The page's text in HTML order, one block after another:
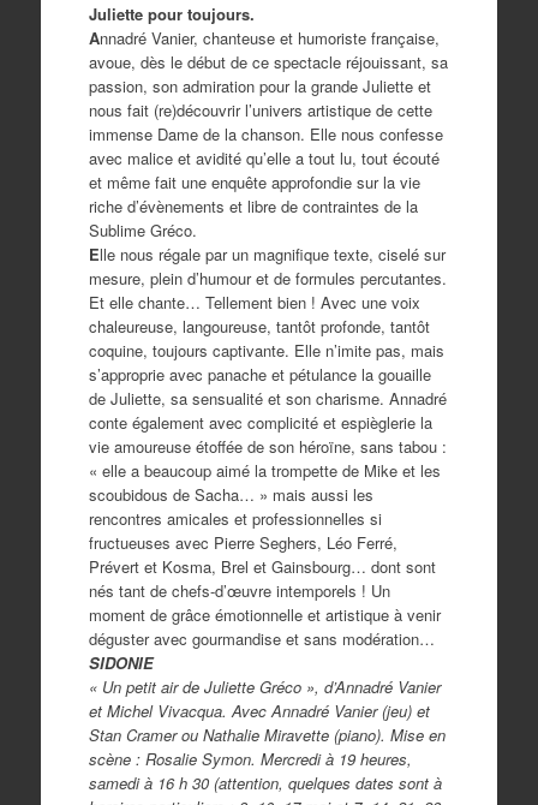
Juliette pour toujours.
Annadré Vanier, chanteuse et humoriste française,
avoue, dès le début de ce spectacle réjouissant, sa
passion, son admiration pour la grande Juliette et
nous fait (re)découvrir l’univers artistique de cette
immense Dame de la chanson. Elle nous confesse
avec malice et avidité qu’elle a tout lu, tout écouté
et même fait une enquête approfondie sur la vie
riche d’évènements et libre de contraintes de la
Sublime Gréco.
Elle nous régale par un magnifique texte, ciselé sur
mesure, plein d’humour et de formules percutantes.
Et elle chante… Tellement bien ! Avec une voix
chaleureuse, langoureuse, tantôt profonde, tantôt
coquine, toujours captivante. Elle n’imite pas, mais
s’approprie avec panache et pétulance la gouaille
de Juliette, sa sensualité et son charisme. Annadré
conte également avec complicité et espièglerie la
vie amoureuse étoffée de son héroïne, sans tabou :
« elle a beaucoup aimé la trompette de Mike et les
scoubidous de Sacha… » mais aussi les
rencontres amicales et professionnelles si
fructueuses avec Pierre Seghers, Léo Ferré,
Prévert et Kosma, Brel et Gainsbourg… dont sont
nés tant de chefs-d’œuvre intemporels ! Un
moment de grâce émotionnelle et artistique à venir
déguster avec gourmandise et sans modération…
SIDONIE
« Un petit air de Juliette Gréco », d’Annadré Vanier
et Michel Vivacqua. Avec Annadré Vanier (jeu) et
Stan Cramer ou Nathalie Miravette (piano). Mise en
scène : Rosalie Symon. Mercredi à 19 heures,
samedi à 16 h 30 (attention, quelques dates sont à